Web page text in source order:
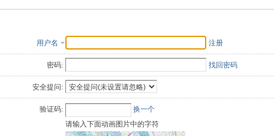
用户名 注册
密码: 找回密码
安全提问:
验证码:
换一个
请输入下面动画图片中的字符